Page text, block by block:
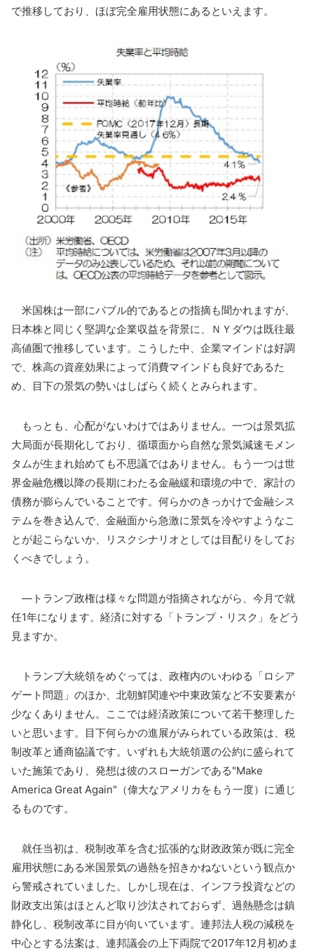
で推移しており、ほぼ完全雇用状態にあるといえます。
米国株は一部にバブル的であるとの指摘も聞かれますが、
日本株と同じく堅調な企業収益を背景に、ＮＹダウは既往最
高値圏で推移しています。こうした中、企業マインドは好調
で、株高の資産効果によって消費マインドも良好であるた
め、目下の景気の勢いはしばらく続くとみられます。
もっとも、心配がないわけではありません。一つは景気拡
大局面が長期化しており、循環面から自然な景気減速モメン
タムが生まれ始めても不思議ではありません。もう一つは世
界金融危機以降の長期にわたる金融緩和環境の中で、家計の
債務が膨らんでいることです。何らかのきっかけで金融シス
テムを巻き込んで、金融面から急激に景気を冷やすようなこ
とが起こらないか、リスクシナリオとしては目配りをしてお
くべきでしょう。
―トランプ政権は様々な問題が指摘されながら、今月で就
任1年になります。経済に対する「トランプ・リスク」をどう
見ますか。
トランプ大統領をめぐっては、政権内のいわゆる「ロシア
ゲート問題」のほか、北朝鮮関連や中東政策など不安要素が
少なくありません。ここでは経済政策について若干整理した
いと思います。目下何らかの進展がみられている政策は、税
制改革と通商協議です。いずれも大統領選の公約に盛られて
いた施策であり、発想は彼のスローガンである"Make
America Great Again"（偉大なアメリカをもう一度）に通じ
るものです。
就任当初は、税制改革を含む拡張的な財政政策が既に完全
雇用状態にある米国景気の過熱を招きかねないという観点か
ら警戒されていました。しかし現在は、インフラ投資などの
財政支出策はほとんど取り沙汰されておらず、過熱懸念は鎮
静化し、税制改革に目が向いています。連邦法人税の減税を
中心とする法案は、連邦議会の上下両院で2017年12月初めま